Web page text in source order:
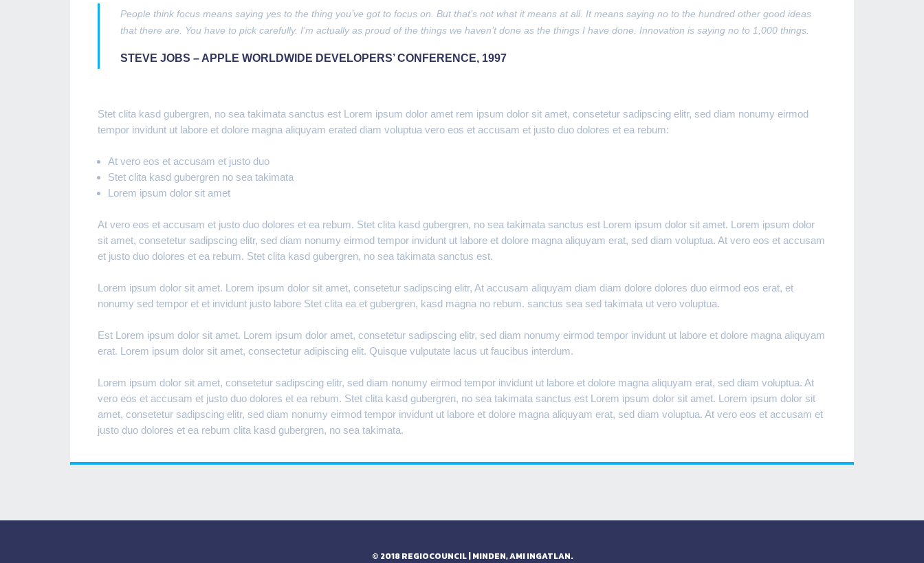
People think focus means saying yes to the thing you’ve got to focus on. But that’s not what it means at all. It means saying no to the hundred other good ideas
that there are. You have to pick carefully. I’m actually as proud of the things we haven’t done as the things I have done. Innovation is saying no to 1,000 things.
STEVE JOBS – APPLE WORLDWIDE DEVELOPERS’ CONFERENCE, 1997
Stet clita kasd gubergren, no sea takimata sanctus est Lorem ipsum dolor amet rem ipsum dolor sit amet, consetetur sadipscing elitr, sed diam nonumy eirmod
tempor invidunt ut labore et dolore magna aliquyam erated diam voluptua vero eos et accusam et justo duo dolores et ea rebum:
At vero eos et accusam et justo duo
Stet clita kasd gubergren no sea takimata
Lorem ipsum dolor sit amet
At vero eos et accusam et justo duo dolores et ea rebum. Stet clita kasd gubergren, no sea takimata sanctus est Lorem ipsum dolor sit amet. Lorem ipsum dolor
sit amet, consetetur sadipscing elitr, sed diam nonumy eirmod tempor invidunt ut labore et dolore magna aliquyam erat, sed diam voluptua. At vero eos et accusam
et justo duo dolores et ea rebum. Stet clita kasd gubergren, no sea takimata sanctus est.
Lorem ipsum dolor sit amet. Lorem ipsum dolor sit amet, consetetur sadipscing elitr, At accusam aliquyam diam diam dolore dolores duo eirmod eos erat, et
nonumy sed tempor et et invidunt justo labore Stet clita ea et gubergren, kasd magna no rebum. sanctus sea sed takimata ut vero voluptua.
Est Lorem ipsum dolor sit amet. Lorem ipsum dolor amet, consetetur sadipscing elitr, sed diam nonumy eirmod tempor invidunt ut labore et dolore magna aliquyam
erat. Lorem ipsum dolor sit amet, consectetur adipiscing elit. Quisque vulputate lacus ut faucibus interdum.
Lorem ipsum dolor sit amet, consetetur sadipscing elitr, sed diam nonumy eirmod tempor invidunt ut labore et dolore magna aliquyam erat, sed diam voluptua. At
vero eos et accusam et justo duo dolores et ea rebum. Stet clita kasd gubergren, no sea takimata sanctus est Lorem ipsum dolor sit amet. Lorem ipsum dolor sit
amet, consetetur sadipscing elitr, sed diam nonumy eirmod tempor invidunt ut labore et dolore magna aliquyam erat, sed diam voluptua. At vero eos et accusam et
justo duo dolores et ea rebum clita kasd gubergren, no sea takimata.
© 2018 REGIOCOUNCIL | MINDEN, AMI INGATLAN.